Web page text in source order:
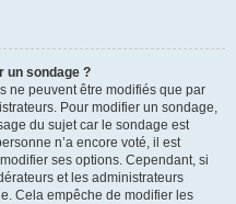
un sondage ?
ne peuvent être modifiés que par
Pour modifier un sondage,
du sujet car le sondage est
n’a encore voté, il est
ses options. Cependant, si
et les administrateurs
Cela empêche de modifier les